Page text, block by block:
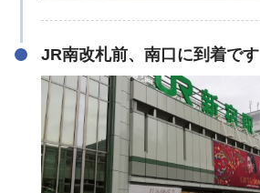
JR南改札前、南口に到着です